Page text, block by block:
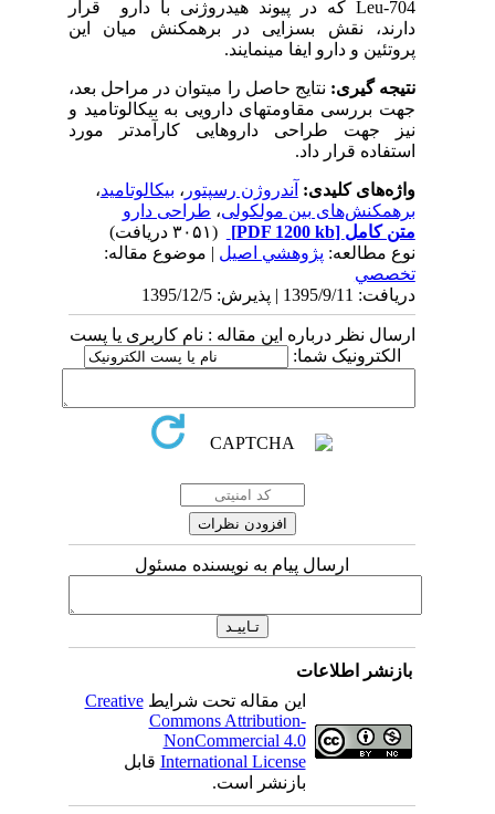
Leu-704که در پیوند هیدروژنی با دارو قرار
دارند، نقش بسزایی در برهمکنش میان این
پروتئین و دارو ایفا می­نمایند.
نتیجه­ گیری:نتایج حاصل را می­توان در مراحل بعد،
جهت بررسی مقاومت­های دارویی به بیکالوتامید و
نیز جهت طراحی داروهایی کارآمدتر مورد
استفاده قرار داد.
واژه‌های کلیدی:آندروژن رسپتور، بیکالوتامید،
برهمکنش‌های بین مولکولی،طراحی دارو
متن کامل[PDF 1200 kb]
نوع مطالعه:پژوهشي اصیل| موضوع مقاله:
تخصصي
دریافت: 1395/9/11 | پذیرش: 1395/12/5
ارسال نظر درباره این مقاله : نام کاربری یا پست
الکترونیک شما:
ارسال پیام به نویسنده مسئول
بازنشر اطلاعات
این مقاله تحت شرایطCreative
Commons Attribution-
NonCommercial 4.0
International Licenseقابل
بازنشر است.